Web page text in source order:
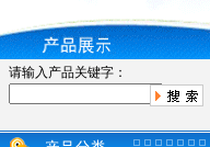
请输入产品关键字：